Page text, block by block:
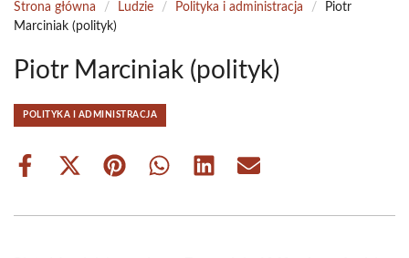
Strona główna / Ludzie / Polityka i administracja /
Piotr
Marciniak (polityk)
Piotr Marciniak (polityk)
POLITYKA I ADMINISTRACJA
Share
Share
(Twitter)
Share Share Share Share